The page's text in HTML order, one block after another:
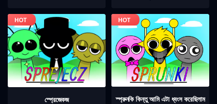
স্প্রেজেকজ স্প্রুনকি কিন্তু আমি এটা ধ্বংস করেছিলাম